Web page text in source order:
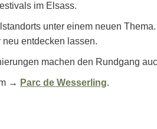
im Elsass.
unter einem neuen
entdecken lassen.
machen den Rundgang
→ Parc de Wesserling.